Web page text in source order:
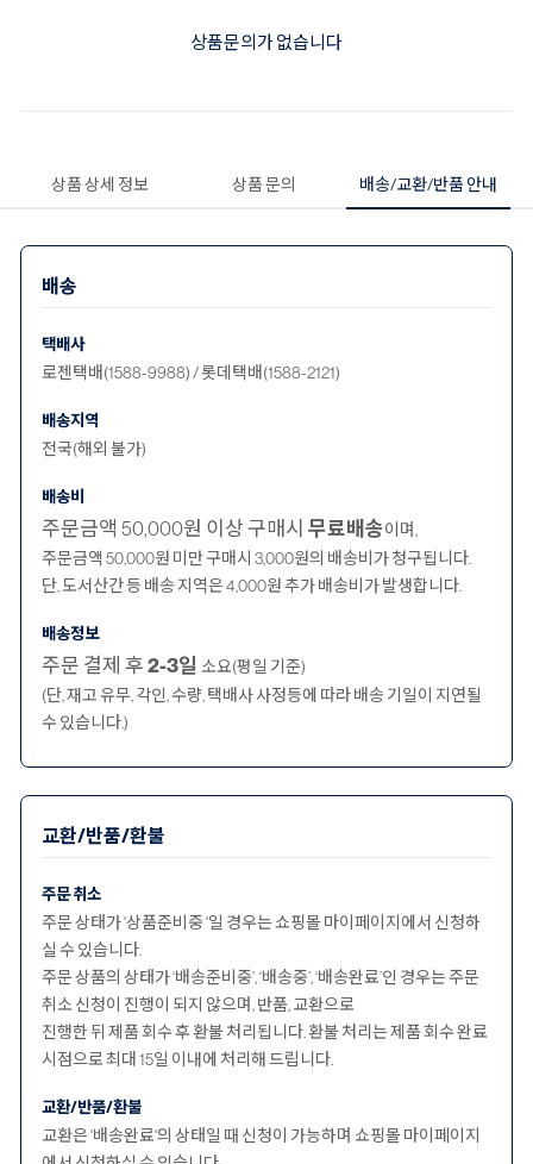
상품문의가 없습니다
상품 상세 정보 상품 문의 배송/교환/반품 안내
배송
택배사
로젠택배(1588-9988) / 롯데택배(1588-2121)
배송지역
전국(해외 불가)
배송비
주문금액 50,000원 이상 구매시 무료배송이며,
주문금액 50,000원 미만 구매시 3,000원의 배송비가 청구됩니다.
단, 도서산간 등 배송 지역은 4,000원 추가 배송비가 발생합니다.
배송정보
주문 결제 후2-3일 소요(평일 기준)
(단, 재고 유무, 각인, 수량, 택배사 사정등에 따라 배송 기일이 지연될
수 있습니다.)
교환/반품/환불
주문 취소
주문 상태가 '상품준비중 '일 경우는 쇼핑몰 마이페이지에서 신청하
실 수 있습니다.
주문 상품의 상태가 ‘배송준비중’, ‘배송중’, ‘배송완료’인 경우는 주문
취소 신청이 진행이 되지 않으며, 반품, 교환으로
진행한 뒤 제품 회수 후 환불 처리됩니다. 환불 처리는 제품 회수 완료
시점으로 최대 15일 이내에 처리해 드립니다.
교환/반품/환불
교환은 '배송완료'의 상태일 때 신청이 가능하며 쇼핑몰 마이페이지